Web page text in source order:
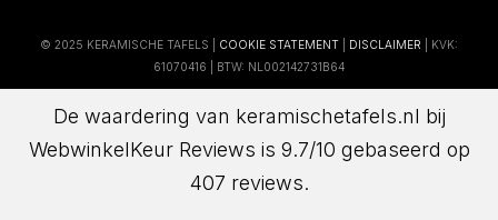
© 2025 KERAMISCHE TAFELS | COOKIE STATEMENT DISCLAIMER | KVK:
61070416 | BTW: NL002142731B64
De waardering van keramischetafels.nl bij
WebwinkelKeur Reviews is 9.7/10 gebaseerd op
407 reviews.